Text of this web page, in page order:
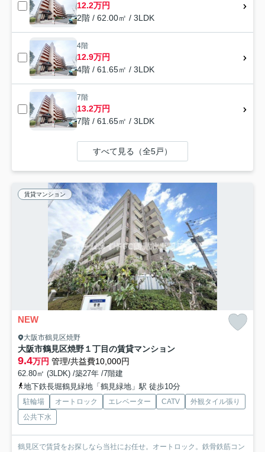
12.2万円
2階 / 62.00㎡ / 3LDK
4階
12.9万円
4階 / 61.65㎡ / 3LDK
7階
13.2万円
7階 / 61.65㎡ / 3LDK
すべて見る（全5戸）
賃貸マンション
NEW
大阪市鶴見区焼野
大阪市鶴見区焼野１丁目の賃貸マンション
9.4万円 管理/共益費10,000円
62.80㎡ (3LDK) /築27年 /7階建
地下鉄長堀鶴見緑地「鶴見緑地」駅 徒歩10分
駐輪場 オートロック エレベーター CATV
外観タイル張り
公共下水
鶴見区で賃貸をお探しなら当社にお任せ。オートロック。鉄骨鉄筋コン